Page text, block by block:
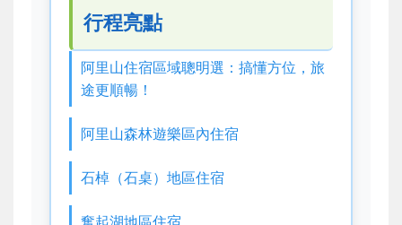
行程亮點
阿里山住宿區域聰明選：搞懂方位，旅
途更順暢！
阿里山森林遊樂區內住宿
石棹（石桌）地區住宿
奮起湖地區住宿